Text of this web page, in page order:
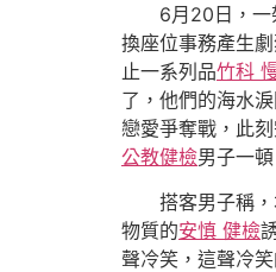
6月20日，一
換座位事務產生
止一系列品竹科
了，他們的海水
戀愛爭奪戰，此
公教健檢男子一頓
搭客男子稱
物質的安慎 健檢
聲冷笑，這聲冷